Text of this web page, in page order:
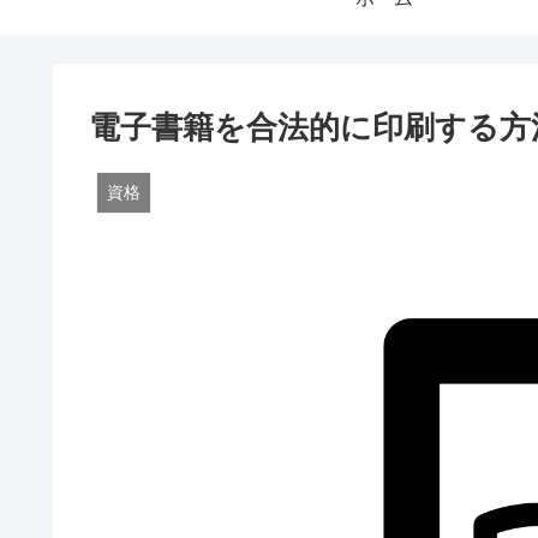
電子書籍を合法的に印刷する方
資格